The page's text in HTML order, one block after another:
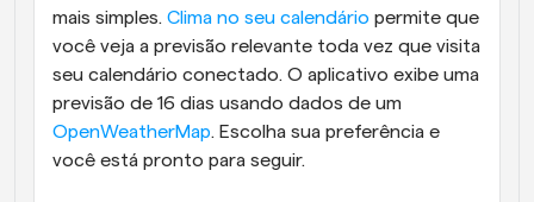
mais simples. Clima no seu calendário permite que
você veja a previsão relevante toda vez que visita
seu calendário conectado. O aplicativo exibe uma
OpenWeatherMap. Escolha sua preferência e
você está pronto para seguir.